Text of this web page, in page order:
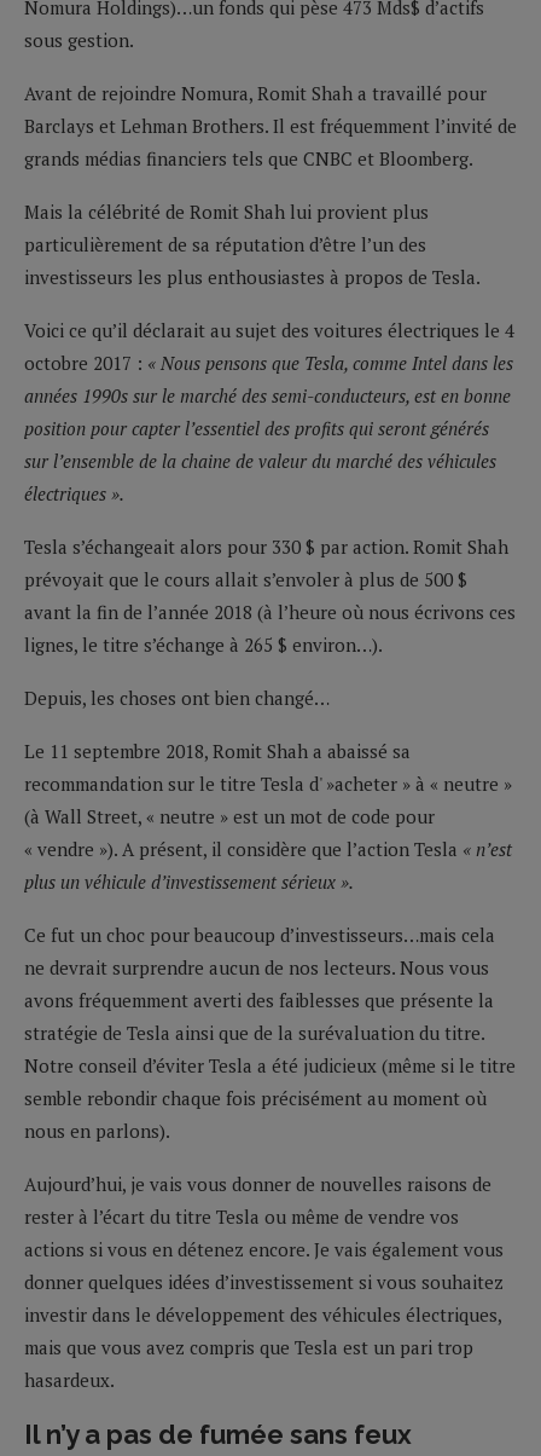
Nomura Holdings)…un fonds qui pèse 473 Mds$ d’actifs
sous gestion.
Avant de rejoindre Nomura, Romit Shah a travaillé pour
Barclays et Lehman Brothers. Il est fréquemment l’invité de
grands médias financiers tels que CNBC et Bloomberg.
Mais la célébrité de Romit Shah lui provient plus
particulièrement de sa réputation d’être l’un des
investisseurs les plus enthousiastes à propos de Tesla.
Voici ce qu’il déclarait au sujet des voitures électriques le 4
octobre 2017 : « Nous pensons que Tesla, comme Intel dans les
années 1990s sur le marché des semi-conducteurs, est en bonne
position pour capter l’essentiel des profits qui seront générés
sur l’ensemble de la chaine de valeur du marché des véhicules
électriques ».
Tesla s’échangeait alors pour 330 $ par action. Romit Shah
prévoyait que le cours allait s’envoler à plus de 500 $
avant la fin de l’année 2018 (à l’heure où nous écrivons ces
lignes, le titre s’échange à 265 $ environ…).
Depuis, les choses ont bien changé…
Le 11 septembre 2018, Romit Shah a abaissé sa
recommandation sur le titre Tesla d' »acheter » à « neutre »
(à Wall Street, « neutre » est un mot de code pour
« vendre »). A présent, il considère que l’action Tesla « n’est
plus un véhicule d’investissement sérieux ».
Ce fut un choc pour beaucoup d’investisseurs…mais cela
ne devrait surprendre aucun de nos lecteurs. Nous vous
avons fréquemment averti des faiblesses que présente la
stratégie de Tesla ainsi que de la surévaluation du titre.
Notre conseil d’éviter Tesla a été judicieux (même si le titre
semble rebondir chaque fois précisément au moment où
nous en parlons).
Aujourd’hui, je vais vous donner de nouvelles raisons de
rester à l’écart du titre Tesla ou même de vendre vos
actions si vous en détenez encore. Je vais également vous
donner quelques idées d’investissement si vous souhaitez
investir dans le développement des véhicules électriques,
mais que vous avez compris que Tesla est un pari trop
hasardeux.
Il n’y a pas de fumée sans feux